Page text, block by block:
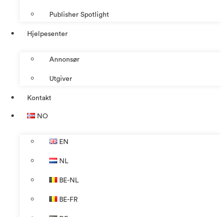
Publisher Spotlight
Hjelpesenter
Annonsør
Utgiver
Kontakt
NO
EN
NL
BE-NL
BE-FR